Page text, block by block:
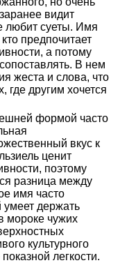
видит
любит суеты. Имя
предпочитает
а потому
В нем
жеста и слова, что
где другим хочется
формой часто
вкус к
ценит
поэтому
разница между
имя часто
умеет держать
мороке чужих
культурного
легкости.